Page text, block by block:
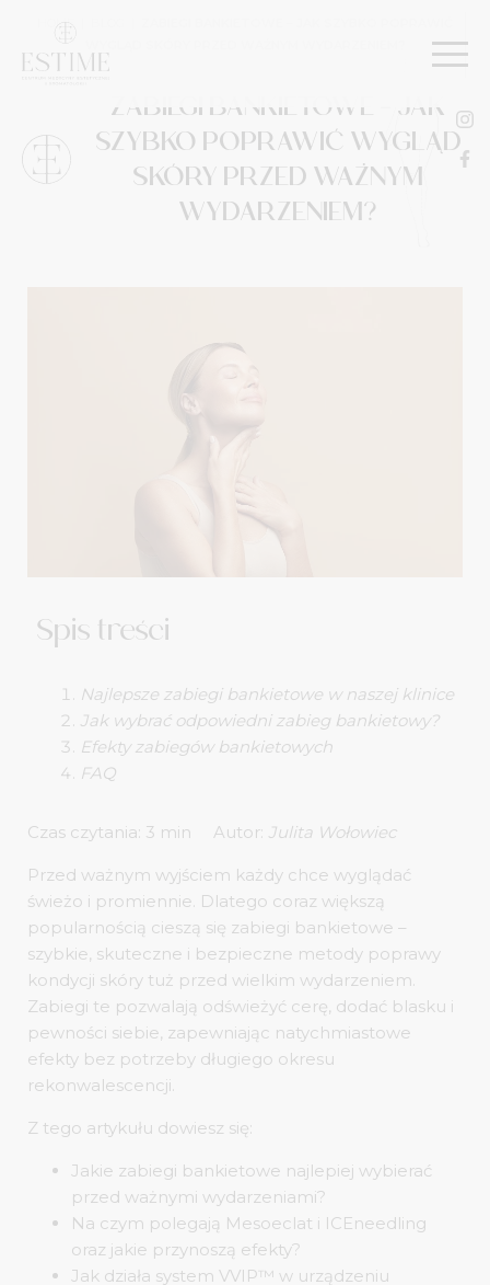
HOME
ZABIEGI BANKIETOWE – JAK
SZYBKO POPRAWIĆ WYGLĄD
SKÓRY PRZED WAŻNYM
WYDARZENIEM?
Spis treści
Najlepsze zabiegi bankietowe w naszej klinice
Jak wybrać odpowiedni zabieg bankietowy?
Efekty zabiegów bankietowych
FAQ
Autor: Julita Wołowiec
Przed ważnym wyjściem każdy chce wyglądać
świeżo i promiennie. Dlatego coraz większą
popularnością cieszą się zabiegi bankietowe –
szybkie, skuteczne i bezpieczne metody poprawy
kondycji skóry tuż przed wielkim wydarzeniem.
Zabiegi te pozwalają odświeżyć cerę, dodać blasku i
pewności siebie, zapewniając natychmiastowe
efekty bez potrzeby długiego okresu
rekonwalescencji.
Z tego artykułu dowiesz się:
Jakie zabiegi bankietowe najlepiej wybierać
przed ważnymi wydarzeniami?
Na czym polegają Mesoeclat i ICEneedling
oraz jakie przynoszą efekty?
Jak działa system VVIP™ w urządzeniu